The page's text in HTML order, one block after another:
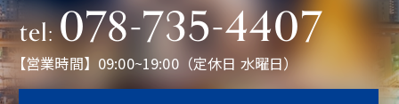
tel:078-735-4407
【営業時間】09:00~19:00（定休日 水曜日）